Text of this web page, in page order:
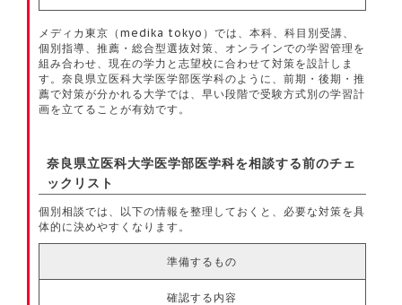
メディカ東京（medika tokyo）では、本科、科目別受講、
個別指導、推薦・総合型選抜対策、オンラインでの学習管理を
組み合わせ、現在の学力と志望校に合わせて対策を設計しま
す。奈良県立医科大学医学部医学科のように、前期・後期・推
薦で対策が分かれる大学では、早い段階で受験方式別の学習計
画を立てることが有効です。
奈良県立医科大学医学部医学科を相談する前のチェ
ックリスト
個別相談では、以下の情報を整理しておくと、必要な対策を具
体的に決めやすくなります。
準備するもの
確認する内容